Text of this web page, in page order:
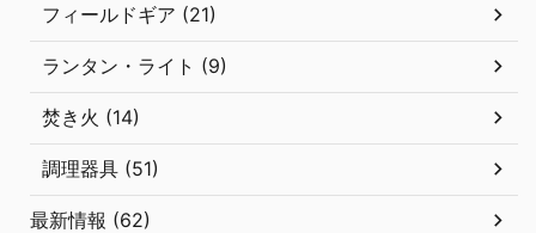
フィールドギア (21)
ランタン・ライト (9)
焚き火 (14)
調理器具 (51)
最新情報 (62)